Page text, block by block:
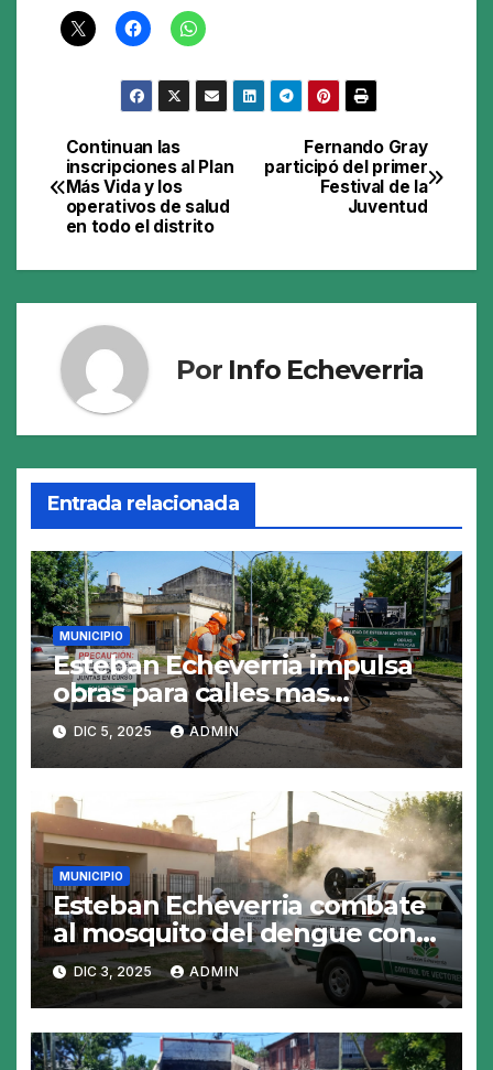
Navegación
de
Fernando Gray
participó del primer
Festival de la
Juventud
Continuan las
inscripciones al Plan
Más Vida y los
operativos de salud
en todo el distrito
Por Info Echeverria
Entrada relacionada
MUNICIPIO
Esteban Echeverria impulsa
obras para calles mas
resistentes y seguras
DIC 5, 2025 ADMIN
MUNICIPIO
Esteban Echeverria combate
al mosquito del dengue con
fumigacion
DIC 3, 2025 ADMIN